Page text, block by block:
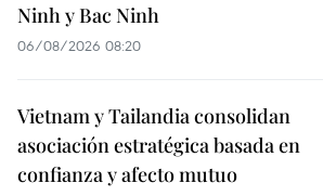
Ninh y Bac Ninh
06/08/2026 08:20
Vietnam y Tailandia consolidan
asociación estratégica basada en
confianza y afecto mutuo